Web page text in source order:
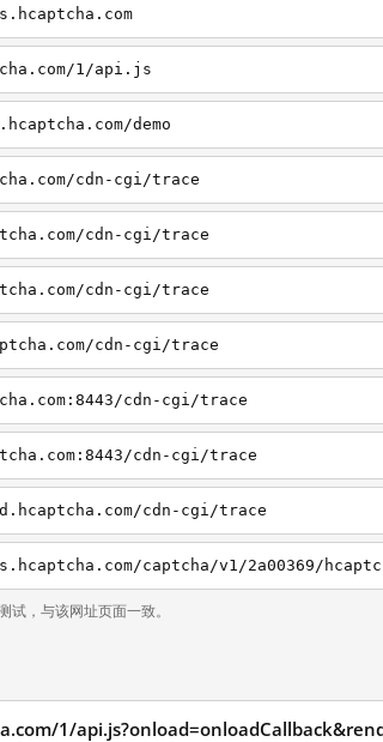
1/api.js
demo
cdn-cgi/trace
cdn-cgi/trace
cdn-cgi/trace
cdn-cgi/trace
cdn-cgi/trace
cdn-cgi/trace
cdn-cgi/trace
captcha/v1/2a00369/
试，与该网址页面一致。
1/